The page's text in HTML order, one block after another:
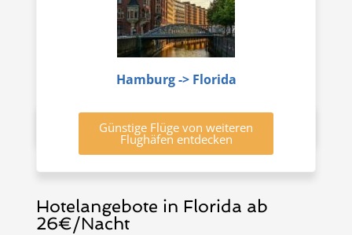
Hamburg -> Florida
Günstige Flüge von weiteren
Flughäfen entdecken
Hotelangebote in Florida ab
26€/Nacht